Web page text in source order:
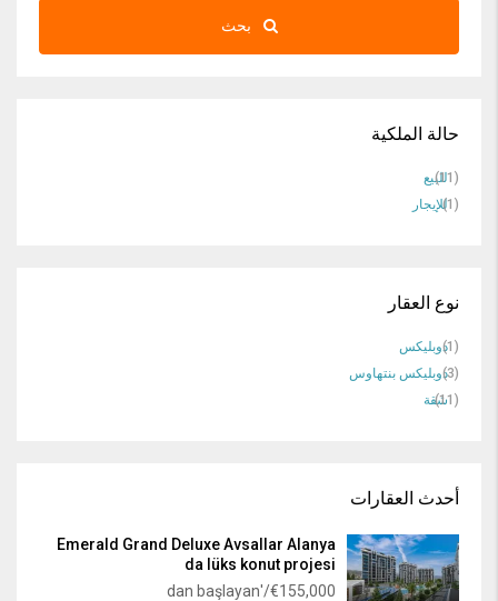
بحث
حالة الملكية
للبيع (11)
للإيجار (1)
نوع العقار
دوبليكس (1)
دوبليكس بنتهاوس (3)
شقة (11)
أحدث العقارات
Emerald Grand Deluxe Avsallar Alanya
da lüks konut projesi
€155,000/'dan başlayan